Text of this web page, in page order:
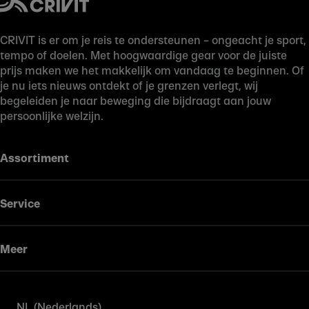
CRIVIT is er om je reis te ondersteunen – ongeacht je sport,
tempo of doelen. Met hoogwaardige gear voor de juiste
prijs maken we het makkelijk om vandaag te beginnen. Of
je nu iets nieuws ontdekt of je grenzen verlegt, wij
begeleiden je naar beweging die bijdraagt aan jouw
persoonlijke welzijn.
Assortiment
Service
Meer